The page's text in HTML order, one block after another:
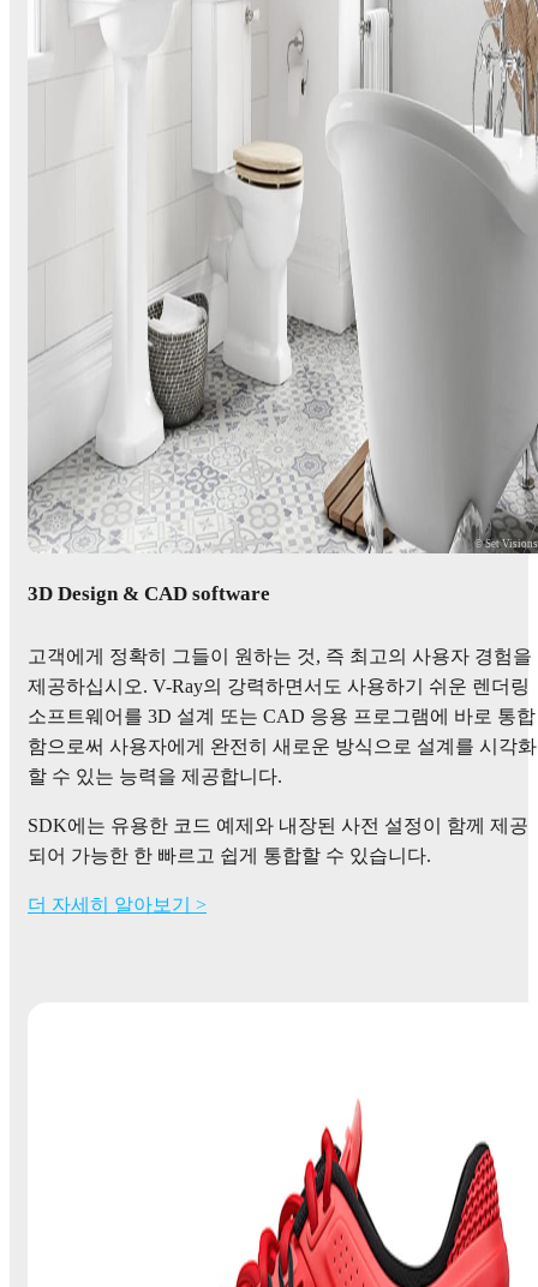
© Set Visions
3D Design & CAD software
고객에게 정확히 그들이 원하는 것, 즉 최고의 사용자 경험을
제공하십시오. V-Ray의 강력하면서도 사용하기 쉬운 렌더링
소프트웨어를 3D 설계 또는 CAD 응용 프로그램에 바로 통합
함으로써 사용자에게 완전히 새로운 방식으로 설계를 시각화
할 수 있는 능력을 제공합니다.
SDK에는 유용한 코드 예제와 내장된 사전 설정이 함께 제공
되어 가능한 한 빠르고 쉽게 통합할 수 있습니다.
더 자세히 알아보기 >